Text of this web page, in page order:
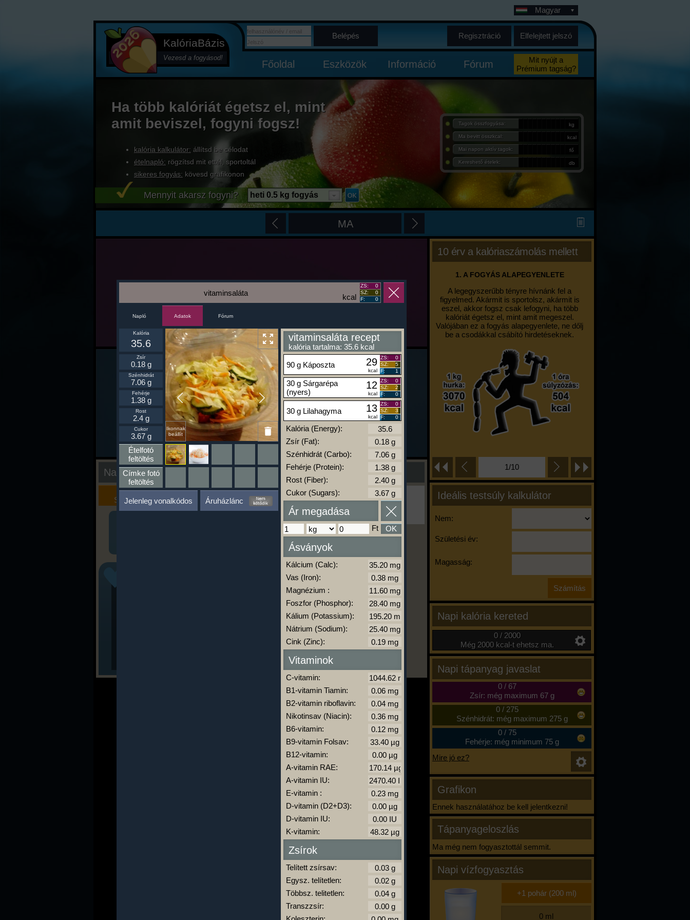
KalóriaBázis
Vezesd a fogyásod!
Magyar
Belépés Regisztráció Elfelejtett jelszó
Főoldal Eszközök Információ Fórum
Mit nyújt a
Prémium tagság?
Ha több kalóriát égetsz el, mint
amit beviszel, fogyni fogsz!
kalória kalkulátor: állítsd be célodat
ételnapló: rögzítsd mit ettél, sportoltál
sikeres fogyás: kövesd grafikonon
Tagok összfogyása: kg
Ma bevitt összkcal: kcal
Mai napon aktív tagok: fő
Kereshető ételek: db
Mennyit akarsz fogyni? heti 0.5 kg fogyás
MA
10 érv a kalóriaszámolás mellett
1. A FOGYÁS ALAPEGYENLETE
A legegyszerűbb tényre hívnánk fel a
figyelmed. Akármit is sportolsz, akármit is
eszel, akkor fogsz csak lefogyni, ha több
kalóriát égetsz el, mint amit megeszel.
Valójában ez a fogyás alapegyenlete, ne dőlj
be a csodákkal csábító hirdetéseknek.
1/10
Ideális testsúly kalkulátor
Nem:
Születési év:
Magasság:
Napi kalória kereted
0 / 2000
Még 2000 kcal-t ehetsz ma.
Napi tápanyag javaslat
0/ 67
Zsír: még maximum 67 g
0/ 275
Szénhidrát: még maximum 275 g
0/ 75
Fehérje: még minimum 75 g
Mire jó ez?
Grafikon
Ennek használatához be kell jelentkezni!
Tápanyageloszlás
Ma még nem fogyasztottál semmit.
Napi vízfogyasztás
Nap kiértékelése
Kalória
Szimulátor
Szöveges
Értékelés
Ha ma már nem eszel/sportolsz többet,
kattints a kiértékelésre!
A Kalória Szimulátor Prémium funkció.
-
kcal
vitaminsaláta
ZS:
0
SZ:
0
F:
0
Napló Adatok Fórum
Ikonnak
beállít
Kalória
35.6
Zsír
0.18 g
Szénhidrát
7.06 g
Fehérje
1.38 g
Rost
2.4 g
Cukor
3.67 g
Ételfotó
feltöltés
Címke fotó
feltöltés
Jelenleg vonalkódos Áruházlánc
vitaminsaláta recept
kalória tartalma: 35.6 kcal
90 g Káposzta 29
kcal
ZS:
0
SZ:
5
F:
1
30 g Sárgarépa
(nyers)
12
kcal
ZS:
0
SZ:
2
F:
0
30 g Lilahagyma 13
kcal
ZS:
0
SZ:
3
F:
0
Kalória (Energy):
Zsír (Fat):
Szénhidrát (Carbo):
Fehérje (Protein):
Rost (Fiber):
Cukor (Sugars):
Ár megadása
Ft OK
Ásványok
Kálcium (Calc):
Vas (Iron):
Magnézium :
Foszfor (Phosphor):
Kálium (Potassium):
Nátrium (Sodium):
Cink (Zinc):
Vitaminok
C-vitamin:
B1-vitamin Tiamin:
B2-vitamin riboflavin:
Nikotinsav (Niacin):
B6-vitamin:
B9-vitamin Folsav:
B12-vitamin:
A-vitamin RAE:
A-vitamin IU:
E-vitamin :
D-vitamin (D2+D3):
D-vitamin IU:
K-vitamin:
Zsírok
Telített zsírsav:
Egysz. telítetlen:
Többsz. telitetlen:
Transzzsír: